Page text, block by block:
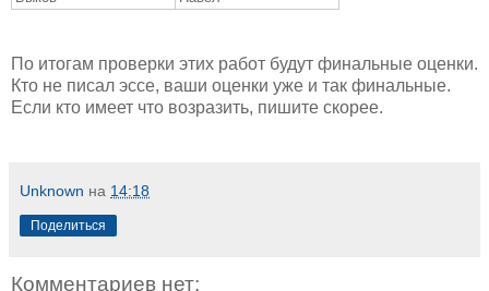
По итогам проверки этих работ будут финальные оценки.
Кто не писал эссе, ваши оценки уже и так финальные.
Если кто имеет что возразить, пишите скорее.
Unknown на 14:18
Поделиться
Комментариев нет: